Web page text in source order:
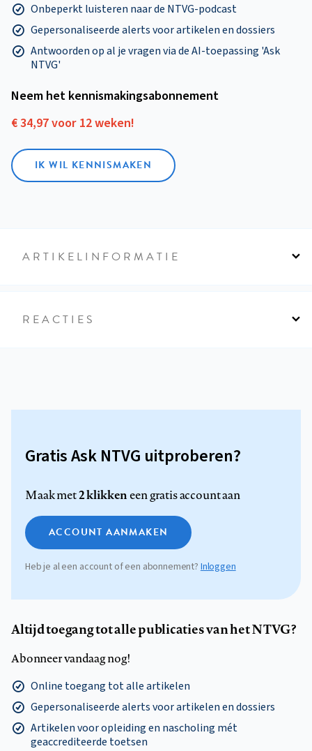
Onbeperkt luisteren naar de NTVG-podcast
Gepersonaliseerde alerts voor artikelen en dossiers
Antwoorden op al je vragen via de AI-toepassing 'Ask
NTVG'
Neem het kennismakings­abonnement
€ 34,97 voor 12 weken!
IK WIL KENNISMAKEN
ARTIKELINFORMATIE
REACTIES
Gratis Ask NTVG uitproberen?
Maak met2 klikkeneen gratis account aan
ACCOUNT AANMAKEN
Heb je al een account of een abonnement?Inloggen
Altijd toegang tot alle publicaties van het NTVG?
Abonneer vandaag nog!
Online toegang tot alle artikelen
Gepersonaliseerde alerts voor artikelen en dossiers
Artikelen voor opleiding en nascholing mét
geaccrediteerde toetsen